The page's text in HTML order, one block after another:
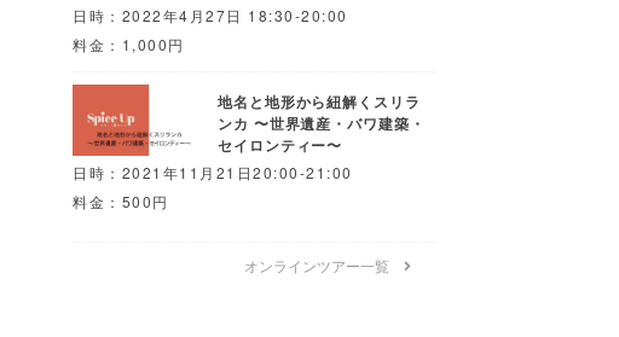
日時：2022年4月27日 18:30-20:00
料金：1,000円
地名と地形から紐解くスリラ
ンカ 〜世界遺産・バワ建築・
セイロンティー〜
日時：2021年11月21日20:00-21:00
料金：500円
オンラインツアー一覧